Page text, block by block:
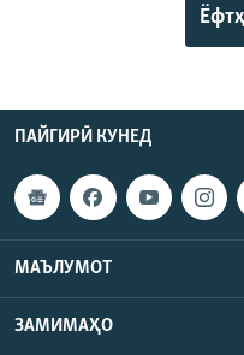
ПАЙГИРӢ КУНЕД
МАЪЛУМОТ
ЗАМИМАҲО